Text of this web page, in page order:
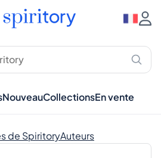
NouveauCollectionsEn vente
de SpiritoryAuteurs